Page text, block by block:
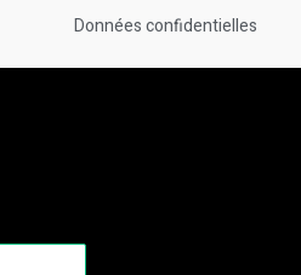
Données confidentielles